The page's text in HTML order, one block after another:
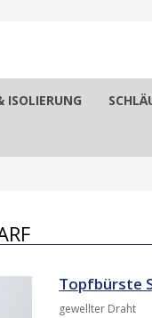
ISOLIERUNG
Topfbürste
gewellter Draht